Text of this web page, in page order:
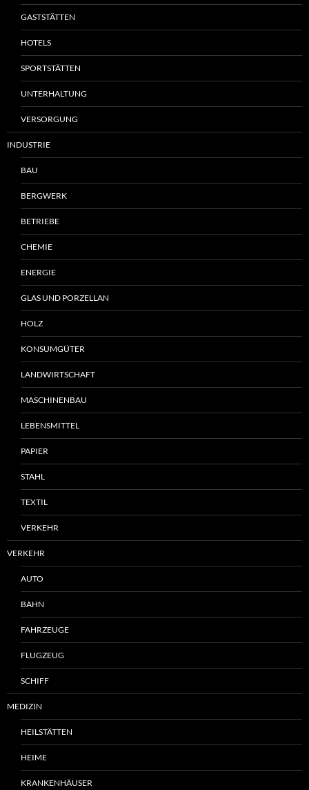
GASTSTÄTTEN
HOTELS
SPORTSTÄTTEN
UNTERHALTUNG
VERSORGUNG
INDUSTRIE
BAU
BERGWERK
BETRIEBE
CHEMIE
ENERGIE
GLAS UND PORZELLAN
HOLZ
KONSUMGÜTER
LANDWIRTSCHAFT
MASCHINENBAU
LEBENSMITTEL
PAPIER
STAHL
TEXTIL
VERKEHR
VERKEHR
AUTO
BAHN
FAHRZEUGE
FLUGZEUG
SCHIFF
MEDIZIN
HEILSTÄTTEN
HEIME
KRANKENHÄUSER